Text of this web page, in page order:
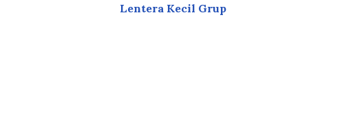
Lentera Kecil Grup